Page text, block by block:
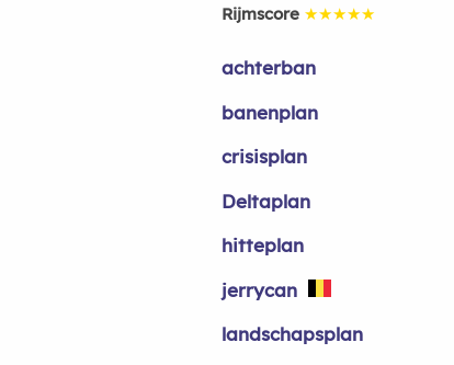
Rijmscore ★★★★★
achterban
banenplan
crisisplan
Deltaplan
hitteplan
jerrycan
landschapsplan